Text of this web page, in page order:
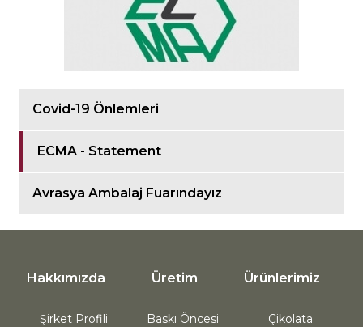
Covid-19 Önlemleri
ECMA - Statement
Avrasya Ambalaj Fuarındayız
Hakkımızda
Şirket Profili
Üretim
Baskı Öncesi
Ürünlerimiz
Çikolata